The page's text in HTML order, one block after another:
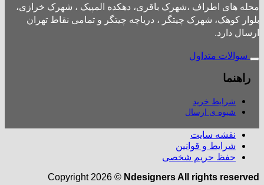
محله های اطراف ،شهرک باقری، دهکده المپیک ، شهرک خرازی،
بلوار کوهک، شهرک چیتگر ، دریاچه چیتگر و تمامی نقاط تهران
ارسال دارد.
سوالات متداول
راهنما
شرایط خرید
شیوه ی ارسال
نقشه سایت
شرایط و قوانین
حفظ حریم شخصی
Copyright 2026 © Ndesigners All rights reserved